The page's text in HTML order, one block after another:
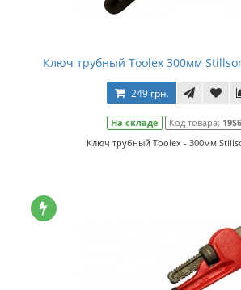
Ключ трубный Toolex 300мм
249 грн.
На складе Код товара:
Ключ трубный Toolex - 300мм